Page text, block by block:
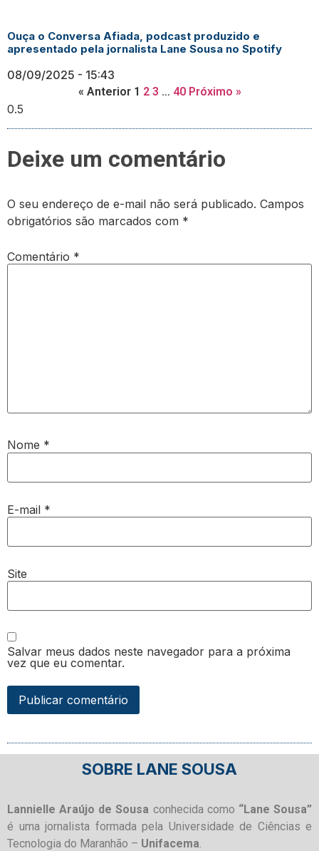
Ouça o Conversa Afiada, podcast produzido e
apresentado pela jornalista Lane Sousa no Spotify
08/09/2025 15:43
« Anterior 1 2 3 … 40 Próximo »
Deixe um comentário
O seu endereço de e-mail não será publicado. Campos
obrigatórios são marcados com *
Comentário *
Nome *
E-mail *
Site
Salvar meus dados neste navegador para a próxima
vez que eu comentar.
SOBRE LANE SOUSA
Lannielle Araújo de Sousa conhecida como “Lane Sousa”
é uma jornalista formada pela Universidade de Ciências e
Tecnologia do Maranhão – Unifacema